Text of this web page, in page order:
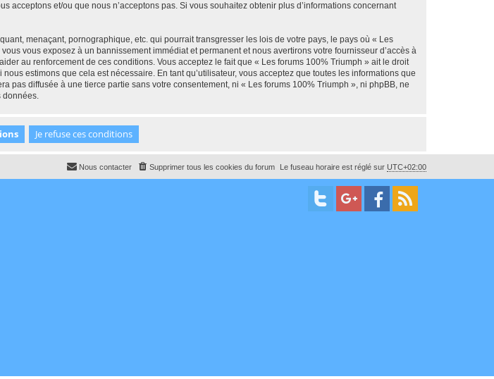
et/ou que nous n’acceptons pas. Si vous souhaitez obtenir plus d’informations concernant
menaçant, pornographique, etc. qui pourrait transgresser les lois de votre pays, le pays où « Les
vous exposez à un bannissement immédiat et permanent et nous avertirons votre fournisseur d’accès à
au renforcement de ces conditions. Vous acceptez le fait que « Les forums 100% Triumph » ait le droit
estimons que cela est nécessaire. En tant qu’utilisateur, vous acceptez que toutes les informations que
diffusée à une tierce partie sans votre consentement, ni « Les forums 100% Triumph », ni phpBB, ne
données.
Le fuseau horaire est réglé sur UTC+02:00
Supprimer tous les cookies du forum
Nous contacter